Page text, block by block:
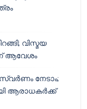
വിസ്മയ
ആവേശം
നേടാം;
ആരാധകർക്ക്